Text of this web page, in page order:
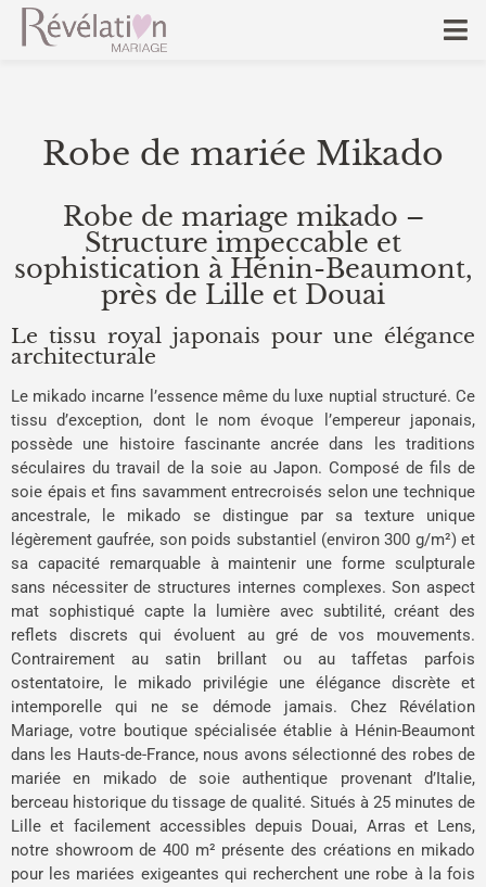
Robe de mariée Mikado
Robe de mariage mikado –
Structure impeccable et
sophistication à Hénin-Beaumont,
près de Lille et Douai
Le tissu royal japonais pour une élégance
architecturale
Le mikado incarne l’essence même du luxe nuptial structuré. Ce
tissu d’exception, dont le nom évoque l’empereur japonais,
possède une histoire fascinante ancrée dans les traditions
séculaires du travail de la soie au Japon. Composé de fils de
soie épais et fins savamment entrecroisés selon une technique
ancestrale, le mikado se distingue par sa texture unique
légèrement gaufrée, son poids substantiel (environ 300 g/m²) et
sa capacité remarquable à maintenir une forme sculpturale
sans nécessiter de structures internes complexes. Son aspect
mat sophistiqué capte la lumière avec subtilité, créant des
reflets discrets qui évoluent au gré de vos mouvements.
Contrairement au satin brillant ou au taffetas parfois
ostentatoire, le mikado privilégie une élégance discrète et
intemporelle qui ne se démode jamais. Chez Révélation
Mariage, votre boutique spécialisée établie à Hénin-Beaumont
dans les Hauts-de-France, nous avons sélectionné des robes de
mariée en mikado de soie authentique provenant d’Italie,
berceau historique du tissage de qualité. Situés à 25 minutes de
Lille et facilement accessibles depuis Douai, Arras et Lens,
notre showroom de 400 m² présente des créations en mikado
pour les mariées exigeantes qui recherchent une robe à la fois